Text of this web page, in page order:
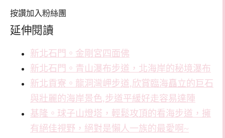
按讚加入粉絲團
延伸閱讀
新北石門。金剛宮四面佛
新北石門。青山瀑布步道，北海岸的秘境瀑布
新北貢寮。龍洞灣岬步道,欣賞臨海矗立的巨石
與壯麗的海岸景色,步道平緩好走容易達陣
基隆。球子山燈塔，輕鬆攻頂的看海步道，擁
有絕佳視野，絕對是懶人一族的最愛啊~